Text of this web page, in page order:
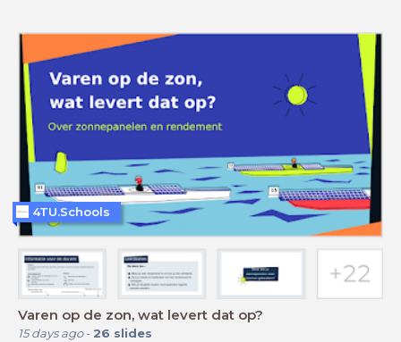
Varen op de zon, wat levert dat op?
15 days ago- 26 slides
4TU.Schools